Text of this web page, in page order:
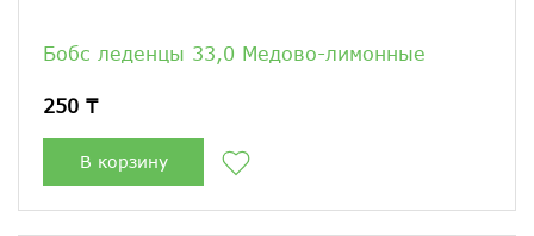
Бобс леденцы 33,0 Медово-лимонные
250 ₸
В корзину